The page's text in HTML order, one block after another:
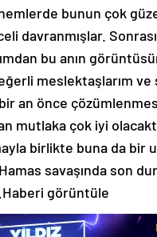
bunun çok
davranmışlar.
bu anın
meslektaşlarım ve
an önce
mutlaka çok iyi
birlikte buna da bir
savaşında son
görüntüle